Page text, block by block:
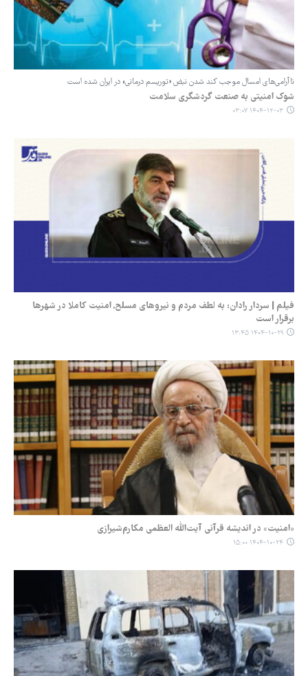
ناآرامی‌های امسال موجب کند شدن نبض «توریسم درمانی» در ایران شده است
شوک امنیتی به صنعت گردشگری سلامت
۱۴۰۴-۱۲-۰۳ ۰۳:۰۷
فیلم | سردار رادان: به لطف مردم و نیروهای مسلح, امنیت کاملا در شهرها
برقرار است
۱۴۰۴-۱۰-۲۹ ۱۳:۴۵
«امنیت» در اندیشه قرآنی آیت‌الله العظمی مکارم‌شیرازی
۱۴۰۴-۱۰-۲۴ ۱۵:۰۰